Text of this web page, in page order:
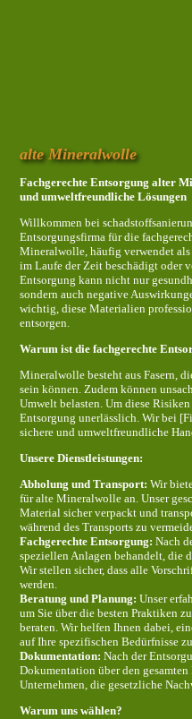
alte Mineralwolle
Fachgerechte Entsorgung alter
und umweltfreundliche Lösungen
Willkommen bei
Entsorgungsfirma für die
Mineralwolle, häufig verwendet
im Laufe der Zeit beschädigt oder
Entsorgung kann nicht nur
sondern auch negative
wichtig, diese Materialien
entsorgen.
Warum ist die fachgerechte
Mineralwolle besteht aus Fasern,
sein können. Zudem können
Umwelt belasten. Um diese
Entsorgung unerlässlich. Wir bei
sichere und umweltfreundliche
Unsere Dienstleistungen:
Abholung und Transport: Wir
für alte Mineralwolle an. Unser
Material sicher verpackt und
während des Transports zu
Fachgerechte Entsorgung: Nach
speziellen Anlagen behandelt, die
Wir stellen sicher, dass alle
werden.
Beratung und Planung: Unser
um Sie über die besten Praktiken
beraten. Wir helfen Ihnen dabei,
auf Ihre spezifischen Bedürfnisse
Dokumentation: Nach der
Dokumentation über den
Unternehmen, die gesetzliche
Warum uns wählen?